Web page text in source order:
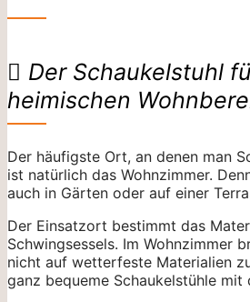
Der Schaukelstuhl
heimischen
Der häufigste Ort, an denen man
ist natürlich das Wohnzimmer.
auch in Gärten oder auf einer
Der Einsatzort bestimmt das
Schwingsessels. Im Wohnzimmer
nicht auf wetterfeste Materialien
ganz bequeme Schaukelstühle mit